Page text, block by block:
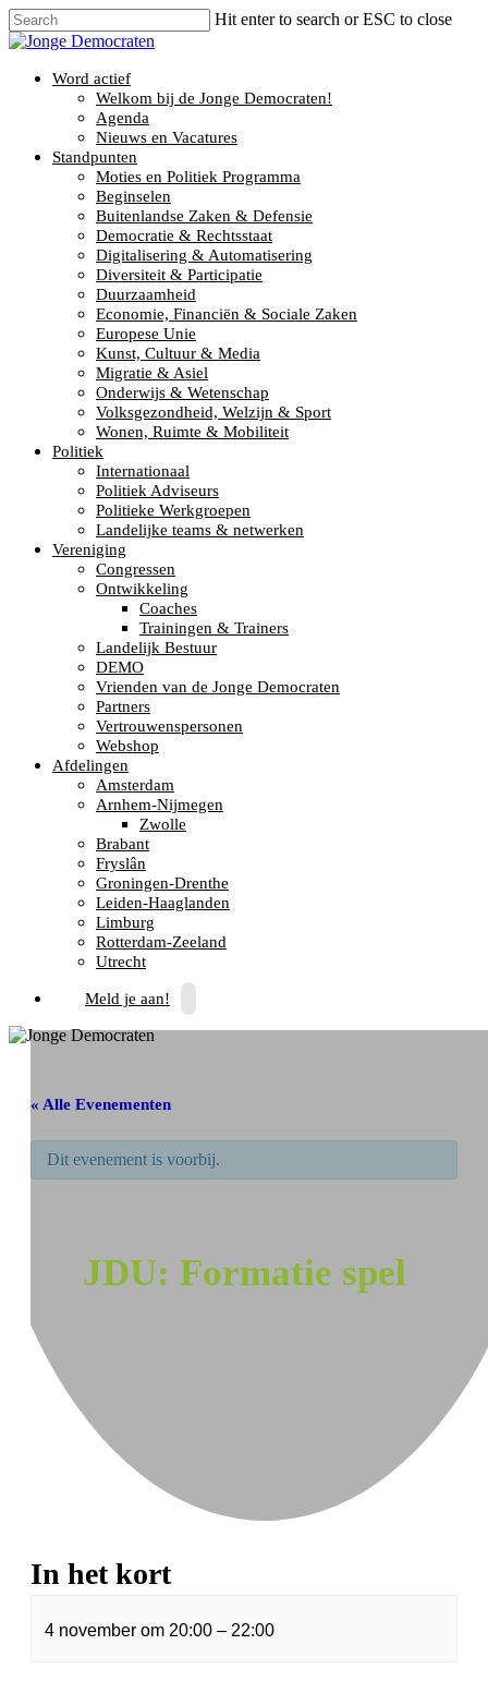
Hit enter to search or ESC to close
Word actief
Welkom bij de Jonge Democraten!
Agenda
Nieuws en Vacatures
Standpunten
Moties en Politiek Programma
Beginselen
Buitenlandse Zaken & Defensie
Democratie & Rechtsstaat
Digitalisering & Automatisering
Diversiteit & Participatie
Duurzaamheid
Economie, Financiën & Sociale Zaken
Europese Unie
Kunst, Cultuur & Media
Migratie & Asiel
Onderwijs & Wetenschap
Volksgezondheid, Welzijn & Sport
Wonen, Ruimte & Mobiliteit
Politiek
Internationaal
Politiek Adviseurs
Politieke Werkgroepen
Landelijke teams & netwerken
Vereniging
Congressen
Ontwikkeling
Coaches
Trainingen & Trainers
Landelijk Bestuur
DEMO
Vrienden van de Jonge Democraten
Partners
Vertrouwenspersonen
Webshop
Afdelingen
Amsterdam
Arnhem-Nijmegen
Zwolle
Brabant
Fryslân
Groningen-Drenthe
Leiden-Haaglanden
Limburg
Rotterdam-Zeeland
Utrecht
Meld je aan!
« Alle Evenementen
Dit evenement is voorbij.
JDU: Formatie spel
In het kort
4 november om 20:00 – 22:00